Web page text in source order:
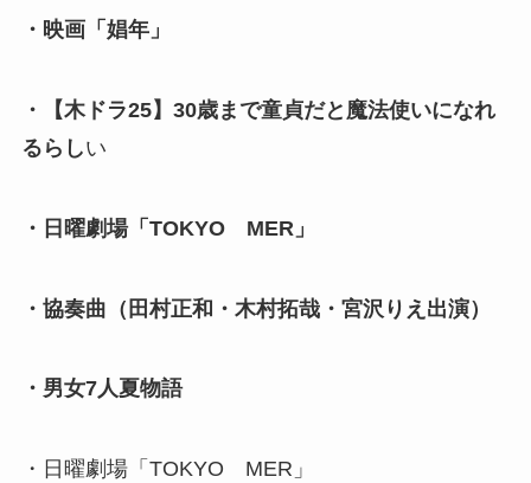
・映画「娼年」
・【木ドラ25】30歳まで童貞だと魔法使いになれ
るらしい
・日曜劇場「TOKYO MER」
・協奏曲（田村正和・木村拓哉・宮沢りえ出演）
・男女7人夏物語
・日曜劇場「TOKYO MER」